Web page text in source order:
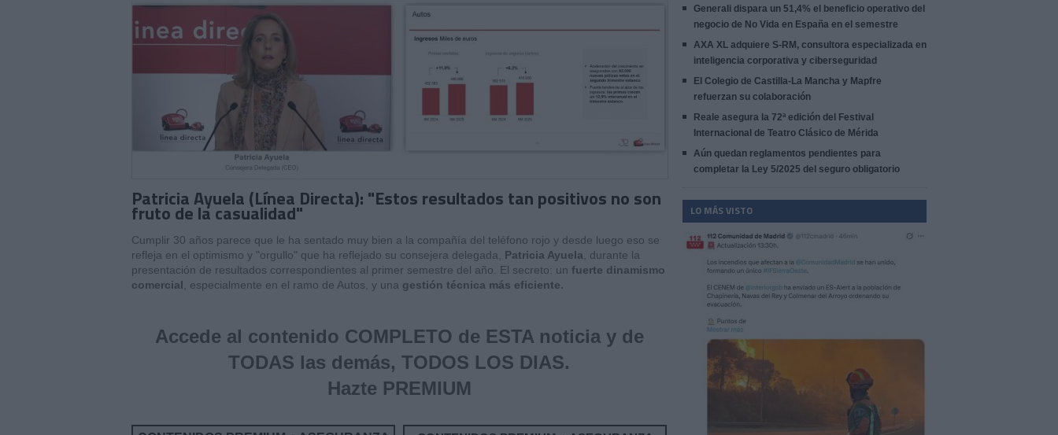
Patricia Ayuela (Línea Directa): "Estos resultados tan positivos no son
fruto de la casualidad"
Cumplir 30 años parece que le ha sentado muy bien a la compañía del teléfono rojo y desde luego eso se
refleja en el optimismo y "orgullo" que ha reflejado su consejera delegada, Patricia Ayuela , durante la
presentación de resultados correspondientes al primer semestre del año. El secreto: un fuerte dinamismo
comercial , especialmente en el ramo de Autos, y una gestión técnica más eficiente.
Accede al contenido COMPLETO de ESTA noticia y de
TODAS las demás, TODOS LOS DIAS.
Hazte PREMIUM
Generali dispara un 51,4% el beneficio operativo del
negocio de No Vida en España en el semestre
AXA XL adquiere S-RM, consultora especializada en
inteligencia corporativa y ciberseguridad
El Colegio de Castilla-La Mancha y Mapfre
refuerzan su colaboración
Reale asegura la 72ª edición del Festival
Internacional de Teatro Clásico de Mérida
Aún quedan reglamentos pendientes para
completar la Ley 5/2025 del seguro obligatorio
LO MÁS VISTO